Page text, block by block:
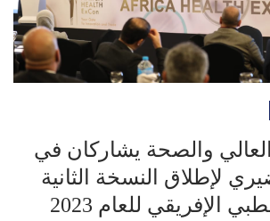
العالي والصحة يشاركان في
لإطلاق النسخة الثانية
الإفريقي للعام 2023